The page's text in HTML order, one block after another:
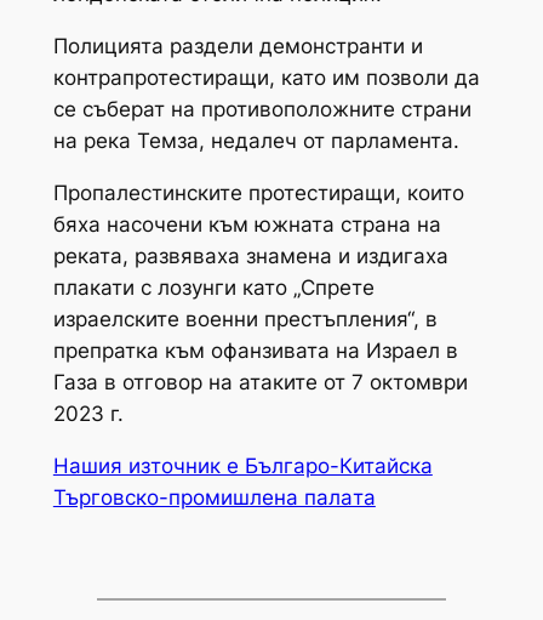
Полицията раздели демонстранти и
контрапротестиращи, като им позволи да
се съберат на противоположните страни
на река Темза, недалеч от парламента.
Пропалестинските протестиращи, които
бяха насочени към южната страна на
реката, развяваха знамена и издигаха
плакати с лозунги като „Спрете
израелските военни престъпления“, в
препратка към офанзивата на Израел в
Газа в отговор на атаките от 7 октомври
2023 г.
Нашия източник е Българо-Китайска
Търговско-промишлена палaта